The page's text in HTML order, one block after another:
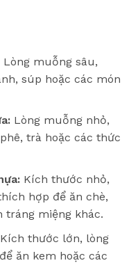
Lòng muỗng sâu,
súp hoặc các món
Lòng muỗng nhỏ,
trà hoặc các thức
Kích thước nhỏ,
hợp để ăn chè,
tráng miệng khác.
thước lớn, lòng
ăn kem hoặc các